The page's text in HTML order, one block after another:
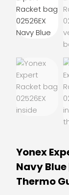
Yonex
Navy
Thermo